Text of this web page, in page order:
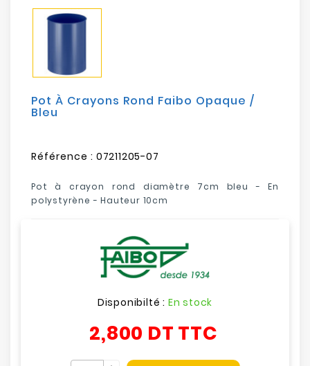
Sécurité
Pot À Crayons Rond Faibo Opaque /
Bleu
Référence : 07211205-07
Pot à crayon rond diamètre 7cm bleu - En
polystyrène - Hauteur 10cm
Disponibilté : En stock
2,800 DT TTC